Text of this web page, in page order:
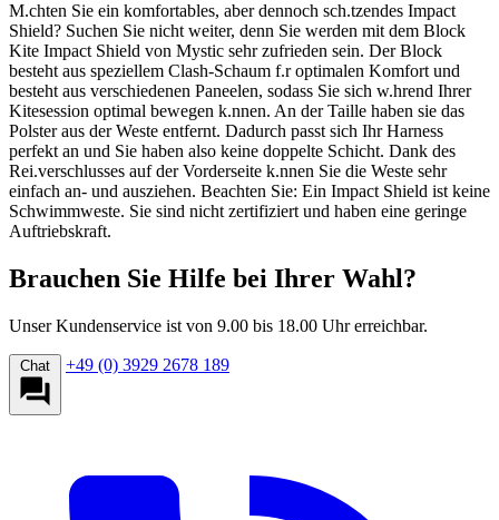
M.chten Sie ein komfortables, aber dennoch sch.tzendes Impact
Shield? Suchen Sie nicht weiter, denn Sie werden mit dem Block
Kite Impact Shield von Mystic sehr zufrieden sein. Der Block
besteht aus speziellem Clash-Schaum f.r optimalen Komfort und
besteht aus verschiedenen Paneelen, sodass Sie sich w.hrend Ihrer
Kitesession optimal bewegen k.nnen. An der Taille haben sie das
Polster aus der Weste entfernt. Dadurch passt sich Ihr Harness
perfekt an und Sie haben also keine doppelte Schicht. Dank des
Rei.verschlusses auf der Vorderseite k.nnen Sie die Weste sehr
einfach an- und ausziehen. Beachten Sie: Ein Impact Shield ist keine
Schwimmweste. Sie sind nicht zertifiziert und haben eine geringe
Auftriebskraft.
Brauchen Sie Hilfe bei Ihrer Wahl?
Unser Kundenservice ist von 9.00 bis 18.00 Uhr erreichbar.
Chat +49 (0) 3929 2678 189